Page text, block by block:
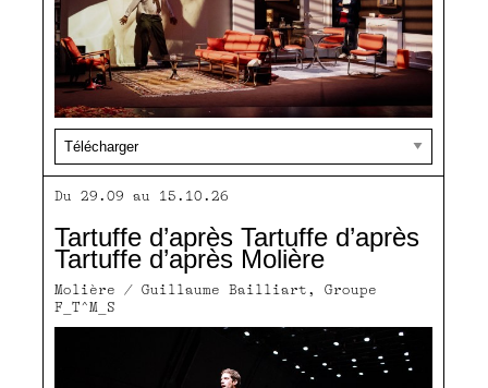
Du 29.09 au 15.10.26
Tartuffe d’après Tartuffe d’après
Tartuffe d’après Molière
Molière / Guillaume Bailliart, Groupe
F_T^M_S